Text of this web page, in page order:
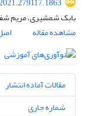
بابک شمشیری، مریم
مشاهده مقاله
مقالات آماده انتشار
شماره جاری